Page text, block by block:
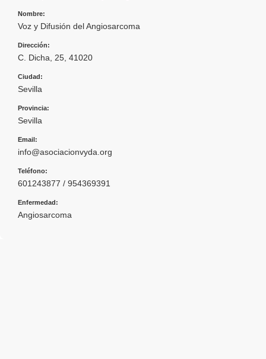
Nombre:
Voz y Difusión del Angiosarcoma
Dirección:
C. Dicha, 25, 41020
Ciudad:
Sevilla
Provincia:
Sevilla
Email:
info@asociacionvyda.org
Teléfono:
601243877 / 954369391
Enfermedad:
Angiosarcoma